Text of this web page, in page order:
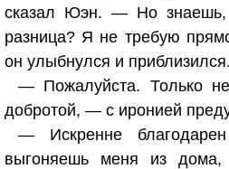
сказал Юэн. — Но
разница? Я не требую
он улыбнулся и
— Пожалуйста. Только
добротой, — с иронией
— Искренне
выгоняешь меня из